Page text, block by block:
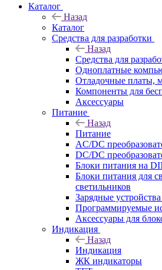
Каталог
Назад
Каталог
Средства для разработки
Назад
Средства для
Одноплатные
Отладочные платы,
Компоненты для
Аксессуары
Питание
Назад
Питание
AC/DC
DC/DC
Блоки питания на
Блоки питания для
светильников
Зарядные
Программируемые
Аксессуары для
Индикация
Назад
Индикация
ЖК индикаторы